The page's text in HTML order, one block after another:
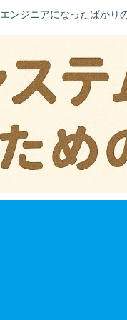
ンジニアになったばかり